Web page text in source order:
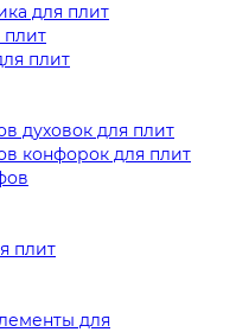
для плит
плит
плит
духовок для плит
конфорок для плит
плит
для